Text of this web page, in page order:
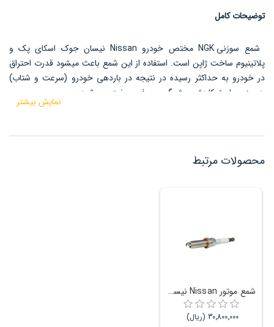
توضیحات کامل
شمع سوزنی NGK مختص خودرو Nissan نیسان جوک اسکای پک و
پلاتینیوم ساخت ژاپن است. استفاده از این شمع باعث میشود قدرت احتراق
در خودرو به حداکثر رسیده در نتیجه در باردهی خودرو (سرعت و شتاب)
همچنین باعث کاهش چشمگیر مصرف سوخت می شود .
نمایش بیشتر
محصولات مرتبط
شمع موتور Nissan نیسان جوک و رنو تالیسمان
30٬800٬000 (ریال)